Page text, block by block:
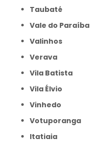
Taubaté
Vale do Paraíba
Valinhos
Verava
Vila Batista
Vila Élvio
Vinhedo
Votuporanga
itatiaia